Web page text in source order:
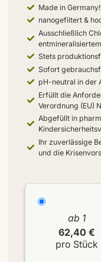
Made in Germany!
nanogefiltert &
Ausschließlich
Stets
Sofort
pH-neutral in der
Erfüllt die
Verordnung (EU)
Abgefüllt in
Ihr zuverlässige
und die
ab 1
62,40 €
pro Stück